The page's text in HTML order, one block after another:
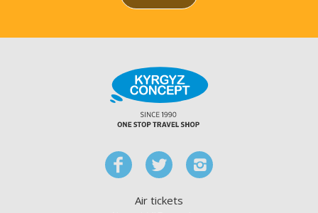
Air tickets